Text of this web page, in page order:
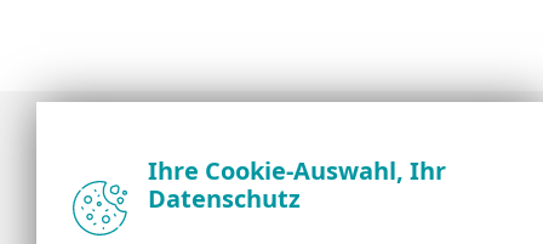
Neuigkeiten, Analysen und Tipps der ESET
Sicherheitsexperten
Ihre Cookie-Auswahl, Ihr
Datenschutz